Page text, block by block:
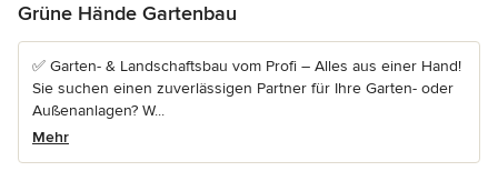
Grüne Hände Gartenbau
✅ Garten- & Landschaftsbau vom Profi – Alles aus einer Hand!
Sie suchen einen zuverlässigen Partner für Ihre Garten- oder
Außenanlagen? W...
Mehr